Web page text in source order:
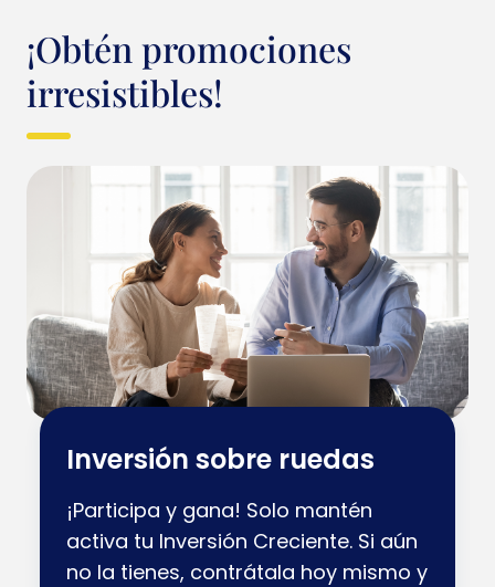
¡Obtén promociones
irresistibles!
Inversión sobre ruedas
¡Participa y gana! Solo mantén
activa tu Inversión Creciente. Si aún
no la tienes, contrátala hoy mismo y